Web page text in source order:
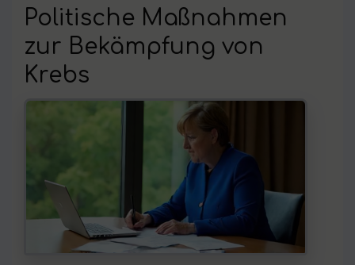
Politische Maßnahmen
zur Bekämpfung von
Krebs